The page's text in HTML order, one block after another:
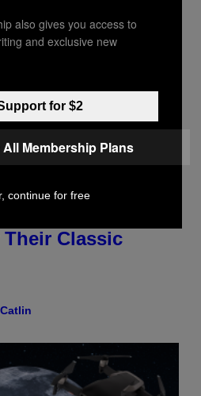
That Are Most
Classic
also gives you access to
and exclusive new
for $2
All Membership Plans
continue for free